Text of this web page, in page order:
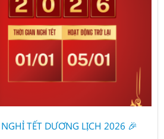
TẾT DƯƠNG LỊCH 2026 🎉